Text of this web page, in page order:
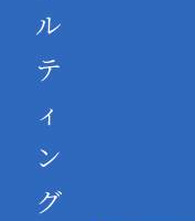
ル
テ
ィ
ン
グ